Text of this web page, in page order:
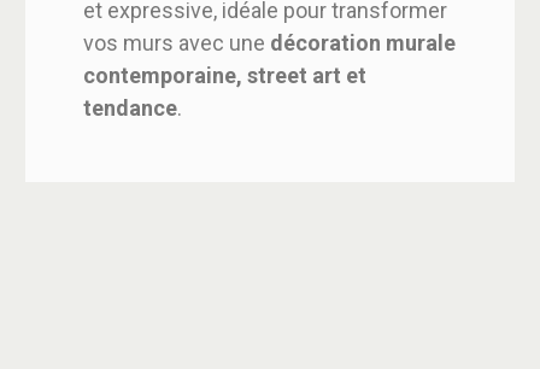
et expressive, idéale pour transformer
vos murs avec une décoration murale
contemporaine, street art et
tendance.